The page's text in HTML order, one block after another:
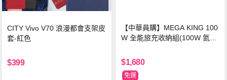
CITY Vivo V70 浪漫都會支架皮
套-紅色
$399
【中華員購】MEGA KING 100
W 全能旅充收納組(100W 氮化
萬國轉接器)
$1,680
免運